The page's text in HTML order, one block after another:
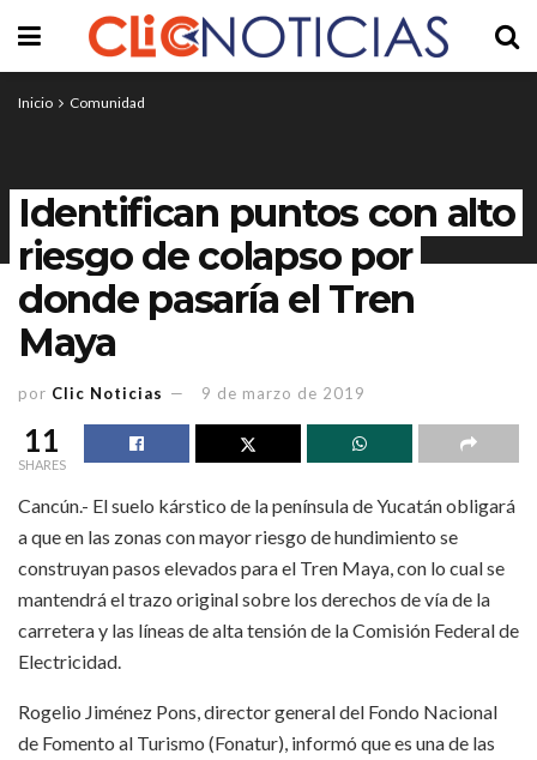
Inicio Comunidad
Identifican puntos con alto
riesgo de colapso por
donde pasaría el Tren
Maya
por Clic Noticias 9 de marzo de 2019
11
SHARES
Cancún.- El suelo kárstico de la península de Yucatán obligará
a que en las zonas con mayor riesgo de hundimiento se
construyan pasos elevados para el Tren Maya, con lo cual se
mantendrá el trazo original sobre los derechos de vía de la
carretera y las líneas de alta tensión de la Comisión Federal de
Electricidad.
Rogelio Jiménez Pons, director general del Fondo Nacional
de Fomento al Turismo (Fonatur), informó que es una de las